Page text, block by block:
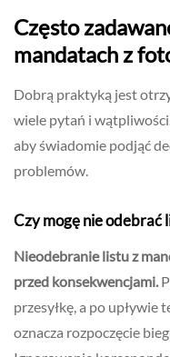
Często
mandatach z
Dobrą praktyką jest
wiele pytań i
aby świadomie podjąć
problemów.
Czy mogę nie odebrać
Nieodebranie listu z
przed konsekwencjami.
przesyłkę, a po upływie
oznacza rozpoczęcie